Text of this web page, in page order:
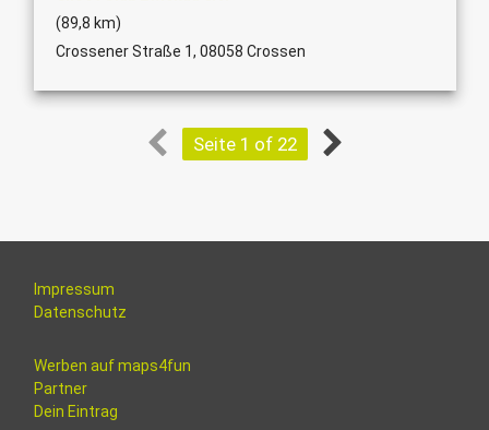
(89,8 km)
Crossener Straße 1, 08058 Crossen
Seite 1 of 22
Impressum
Datenschutz
Werben auf maps4fun
Partner
Dein Eintrag